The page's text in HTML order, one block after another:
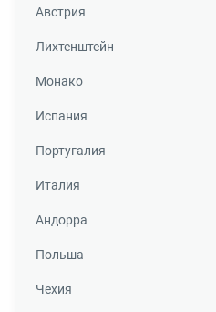
Австрия
Лихтенштейн
Монако
Испания
Португалия
Италия
Андорра
Польша
Чехия